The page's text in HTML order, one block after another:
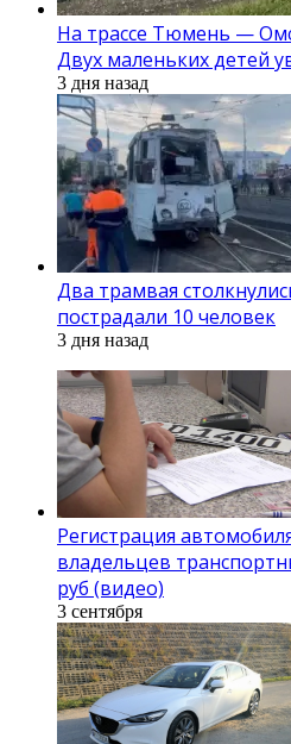
На трассе Тюмень —
Двух маленьких детей
3 дня назад
Два трамвая
пострадали 10 человек
3 дня назад
Регистрация
владельцев
руб (видео)
3 сентября